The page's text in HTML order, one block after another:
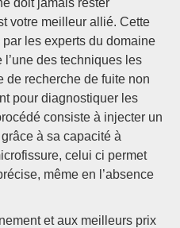
doit jamais rester
votre meilleur allié. Cette
les experts du domaine
l’une des techniques les
de recherche de fuite non
pour diagnostiquer les
consiste à injecter un
à sa capacité à
celui ci permet
même en l’absence
et aux meilleurs prix